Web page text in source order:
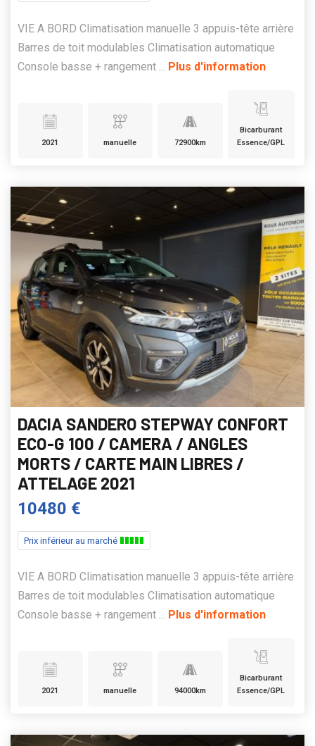
VIE A BORD Climatisation manuelle 3 appuis-tête arrière
Barres de toit modulables Climatisation automatique
Console basse + rangement ... Plus d'information
2021 manuelle 72900km
Bicarburant
Essence/GPL
DACIA SANDERO STEPWAY CONFORT
ECO-G 100 / CAMERA / ANGLES
MORTS / CARTE MAIN LIBRES /
ATTELAGE 2021
10480 €
Prix inférieur au marché
VIE A BORD Climatisation manuelle 3 appuis-tête arrière
Barres de toit modulables Climatisation automatique
Console basse + rangement ... Plus d'information
2021 manuelle 94000km
Bicarburant
Essence/GPL